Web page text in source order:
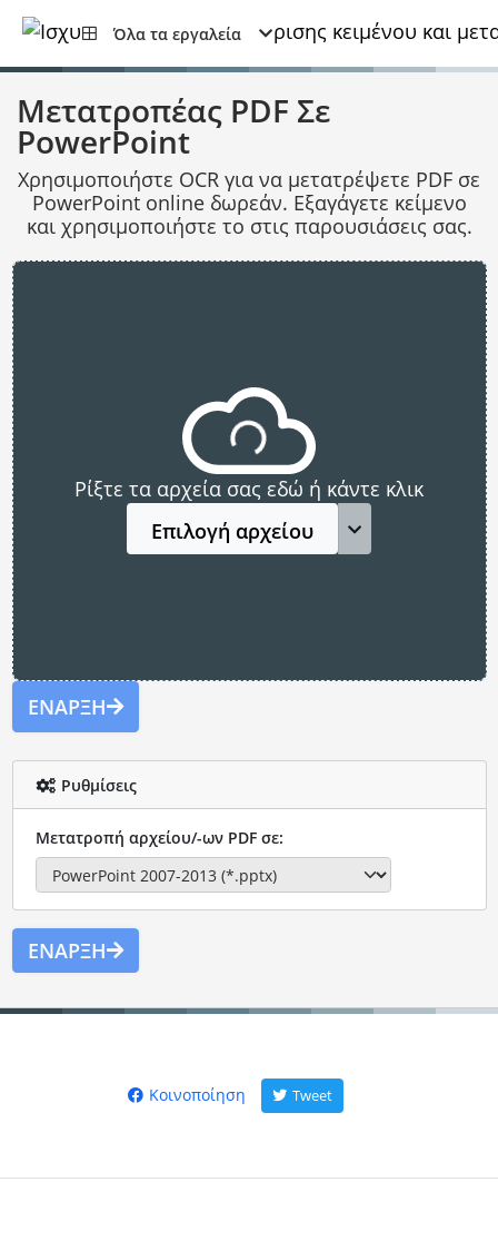
Όλα τα εργαλεία
Μετατροπέας PDF Σε
PowerPoint
Χρησιμοποιήστε OCR για να μετατρέψετε PDF σε
PowerPoint online δωρεάν. Εξαγάγετε κείμενο
και χρησιμοποιήστε το στις παρουσιάσεις σας.
Ρίξτε τα αρχεία σας εδώ ή κάντε κλικ
Επιλογή αρχείου
ΈΝΑΡΞΗ
Ρυθμίσεις
Μετατροπή αρχείου/-ων PDF σε:
ΈΝΑΡΞΗ
Κοινοποίηση Tweet